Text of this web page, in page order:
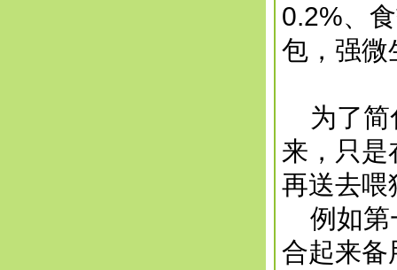
0.2%、
包，强微
为了简
来，只是
再送去喂
例如第
合起来备